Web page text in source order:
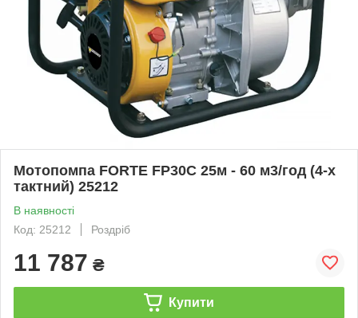
Мотопомпа FORTE FP30C 25м - 60 м3/год (4-х
тактний) 25212
В наявності
Код: 25212
Роздріб
11 787 ₴
Купити